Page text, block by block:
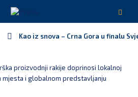
Kao iz snova – Crna Gora u finalu
proizvodnji rakije doprinosi lokalnoj
mjesta i globalnom predstavljanju